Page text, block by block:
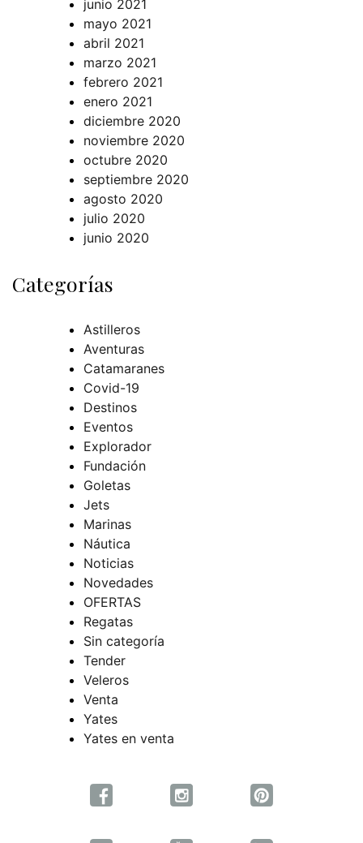
junio 2021
mayo 2021
abril 2021
marzo 2021
febrero 2021
enero 2021
diciembre 2020
noviembre 2020
octubre 2020
septiembre 2020
agosto 2020
julio 2020
junio 2020
Categorías
Astilleros
Aventuras
Catamaranes
Covid-19
Destinos
Eventos
Explorador
Fundación
Goletas
Jets
Marinas
Náutica
Noticias
Novedades
OFERTAS
Regatas
Sin categoría
Tender
Veleros
Venta
Yates
Yates en venta